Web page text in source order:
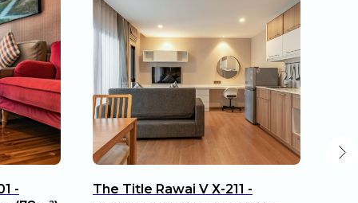
-
The Title Rawai V Х-211 -